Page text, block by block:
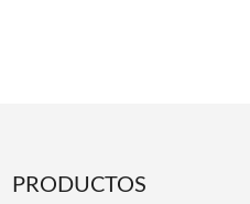
PRODUCTOS